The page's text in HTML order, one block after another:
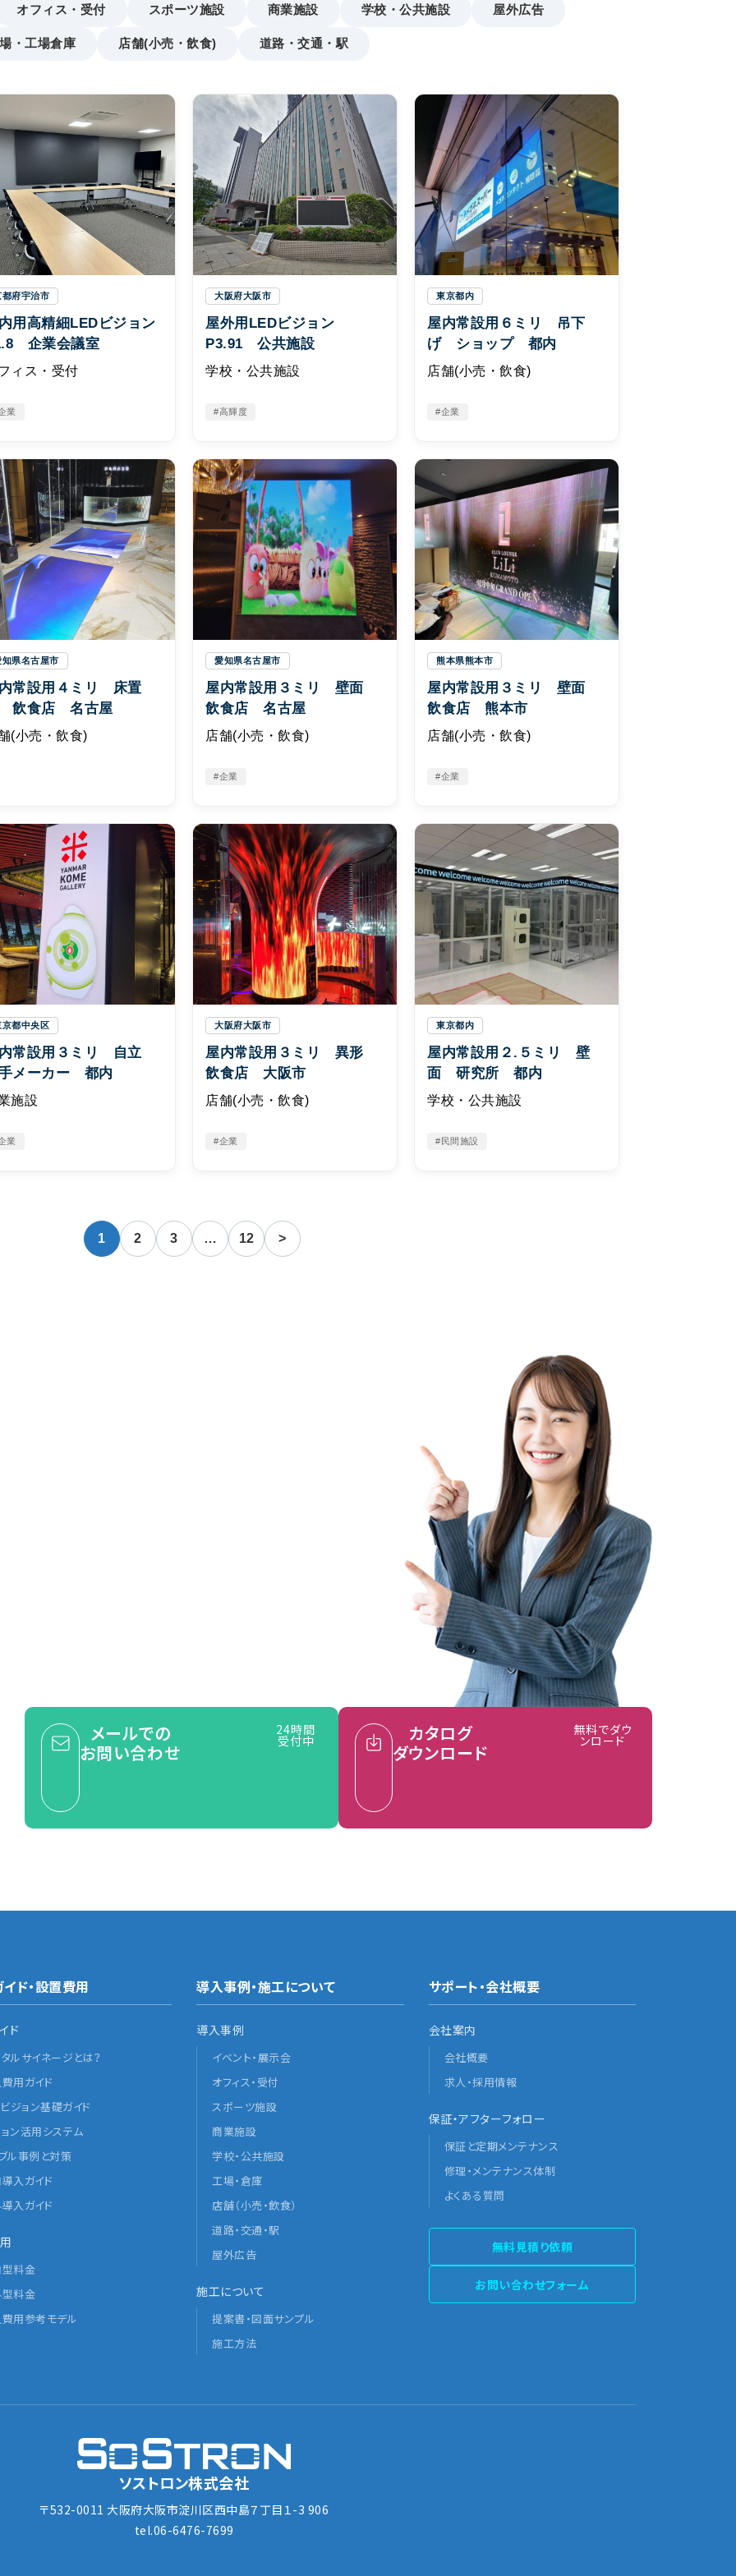
オフィス・受付 スポーツ施設 商業施設 学校・公共施設 屋外広告
・工場倉庫 店舗(小売・飲食) 道路・交通・駅
都府宇治市
用高精細LEDビジョン
企業会議室
ィス・受付
業
大阪府大阪市
屋外用LEDビジョン
P3.91 公共施設
学校・公共施設
#高輝度
東京都内
屋内常設用６ミリ 吊下
げ ショップ 都内
店舗(小売・飲食)
#企業
知県名古屋市
常設用４ミリ 床置
飲食店 名古屋
(小売・飲食)
愛知県名古屋市
屋内常設用３ミリ 壁面
飲食店 名古屋
店舗(小売・飲食)
#企業
熊本県熊本市
屋内常設用３ミリ 壁面
飲食店 熊本市
店舗(小売・飲食)
#企業
京都中央区
常設用３ミリ 自立
メーカー 都内
施設
業
大阪府大阪市
屋内常設用３ミリ 異形
飲食店 大阪市
店舗(小売・飲食)
#企業
東京都内
屋内常設用２.５ミリ 壁
面 研究所 都内
学校・公共施設
#民間施設
1 2 3 … 12 >
メールでの
お問い合わせ
24時間
受付中
カタログ
ダウンロード
無料でダウ
ンロード
ド・設置費用
ド
ルサイネージとは？
用ガイド
ジョン基礎ガイド
ン活用システム
ル事例と対策
入ガイド
入ガイド
料金
料金
用参考モデル
導入事例・施工について
導入事例
イベント・展示会
オフィス・受付
スポーツ施設
商業施設
学校・公共施設
工場・倉庫
店舗（小売・飲食）
道路・交通・駅
屋外広告
施工について
提案書・図面サンプル
施工方法
サポート・会社概要
会社案内
会社概要
求人・採用情報
保証・アフターフォロー
保証と定期メンテナンス
修理・メンテナンス体制
よくある質問
無料見積り依頼
お問い合わせフォーム
ソストロン株式会社
〒532-0011 大阪府大阪市淀川区西中島７丁目１-3 906
tel.06-6476-7699